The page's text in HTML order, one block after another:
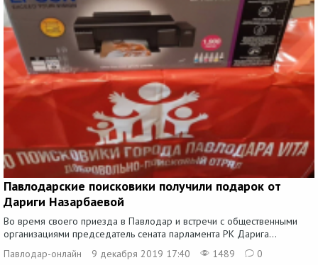
Павлодарские поисковики получили подарок от
Дариги Назарбаевой
Во время своего приезда в Павлодар и встречи с общественными
организациями председатель сената парламента РК Дарига...
Павлодар-онлайн
9 декабря 2019 17:40 1489 0